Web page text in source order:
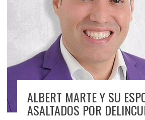
ALBERT MARTE Y SU
ASALTADOS POR